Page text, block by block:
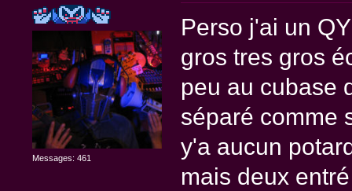
Messages: 461
Perso j'ai un
gros tres gros
peu au cubase
séparé comme
y'a aucun
mais deux